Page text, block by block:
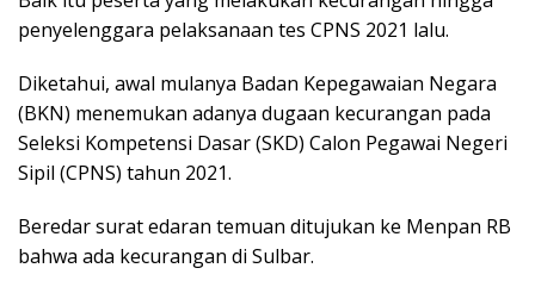
penyelenggara pelaksanaan tes CPNS 2021 lalu.
Diketahui, awal mulanya Badan Kepegawaian Negara
(BKN) menemukan adanya dugaan kecurangan pada
Seleksi Kompetensi Dasar (SKD) Calon Pegawai Negeri
Sipil (CPNS) tahun 2021.
Beredar surat edaran temuan ditujukan ke Menpan RB
bahwa ada kecurangan di Sulbar.